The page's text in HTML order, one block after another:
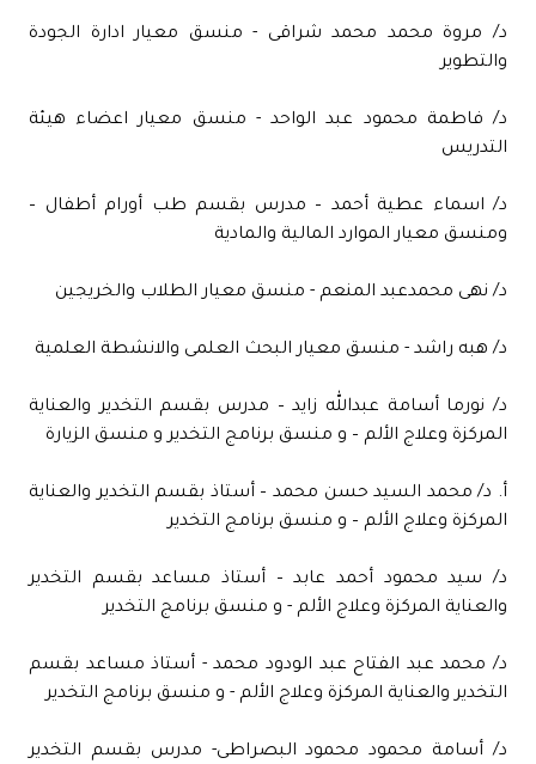
د/ مروة محمد محمد شراقى - منسق معيار ادارة الجودة
والتطوير
د/ فاطمة محمود عبد الواحد - منسق معيار اعضاء هيئة
التدريس
د/ اسماء عطية أحمد – مدرس بقسم طب أورام أطفال –
ومنسق معيار الموارد المالية والمادية
د/ نهى محمدعبد المنعم - منسق معيار الطلاب والخريجين
د/ هبه راشد - منسق معيار البحث العلمى والانشطة العلمية
د/ نورما أسامة عبدالله زايد – مدرس بقسم التخدير والعناية
المركزة وعلاج الألم – و منسق برنامج التخدير و منسق الزيارة
أ. د/ محمد السيد حسن محمد – أستاذ بقسم التخدير والعناية
المركزة وعلاج الألم – و منسق برنامج التخدير
د/ سيد محمود أحمد عابد – أستاذ مساعد بقسم التخدير
والعناية المركزة وعلاج الألم - و منسق برنامج التخدير
د/ محمد عبد الفتاح عبد الودود محمد - أستاذ مساعد بقسم
التخدير والعناية المركزة وعلاج الألم - و منسق برنامج التخدير
د/ أسامة محمود محمود البصراطى- مدرس بقسم التخدير